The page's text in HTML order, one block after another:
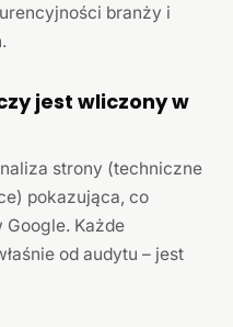
branży i
jest wliczony w
strony (techniczne
pokazująca, co
Każde
od audytu – jest